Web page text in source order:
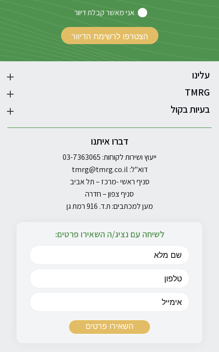
אני מאשר קבלת דיוור
עלינו
TMRG
בעיות בקול
דברו איתנו
ייעוץ ושירות לקוחות: 03-7363065
דוא"ל: tmrg@tmrg.co.il
סניף ראשי -מרכז – תל אביב
סניף צפון – חדרה
מען למכתבים: ת.ד. 916 רמת גן
לשיחה עם נציג/ה השאירו פרטים: